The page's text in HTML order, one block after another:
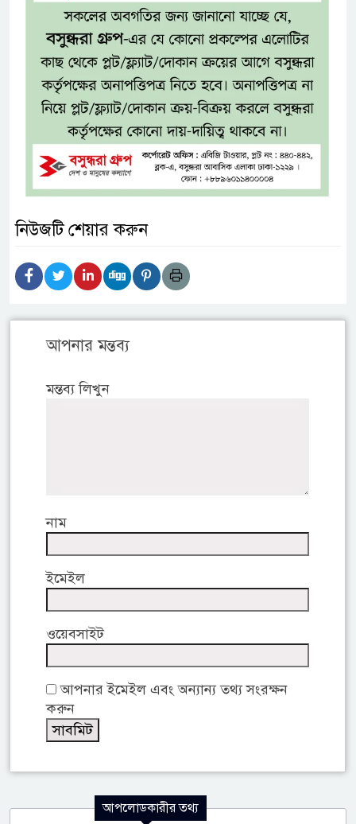
নিউজটি শেয়ার করুন
আপনার মন্তব্য
মন্তব্য লিখুন
নাম
ইমেইল
ওয়েবসাইট
আপনার ইমেইল এবং অন্যান্য তথ্য সংরক্ষন
করুন
আপলোডকারীর তথ্য